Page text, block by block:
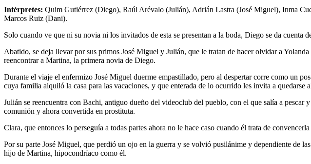
Intérpretes: Quim Gutiérrez (Diego), Raúl Arévalo (Julián), Adrián Lastra (José Miguel), Inma
Marcos Ruiz (Dani).
Solo cuando ve que ni su novia ni los invitados de esta se presentan a la boda, Diego se da cuenta
Abatido, se deja llevar por sus primos José Miguel y Julián, que le tratan de hacer olvidar a
reencontrar a Martina, la primera novia de Diego.
Durante el viaje el enfermizo José Miguel duerme empastillado, pero al despertar corre como un
cuya familia alquiló la casa para las vacaciones, y que enterada de lo ocurrido les invita a quedarse
Julián se reencuentra con Bachi, antiguo dueño del videoclub del pueblo, con el que salía a
comunión y ahora convertida en prostituta.
Clara, que entonces lo perseguía a todas partes ahora no le hace caso cuando él trata de
Por su parte José Miguel, que perdió un ojo en la guerra y se volvió pusilánime y dependiente de
hijo de Martina, hipocondríaco como él.